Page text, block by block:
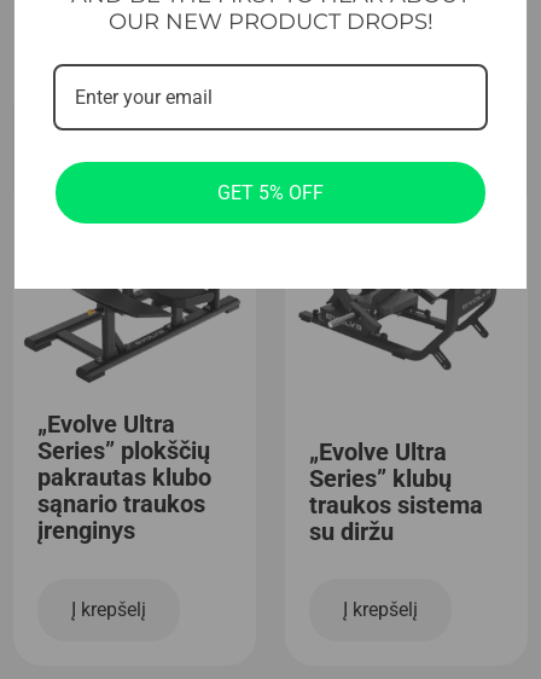
Į krepšelį Į krepšelį
„Evolve Ultra
Series” plokščių
pakrautas klubo
sąnario traukos
įrenginys
Į krepšelį
„Evolve Ultra
Series” klubų
traukos sistema
su diržu
Į krepšelį
OUR NEW PRODUCT DROPS!
GET 5% OFF